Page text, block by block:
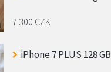
7 300 CZK
iPhone 7 PLUS 128 GB